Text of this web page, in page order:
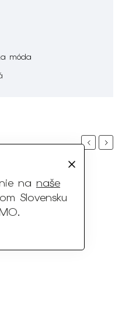
na naše
Slovensku
.
móda
PreviousNext